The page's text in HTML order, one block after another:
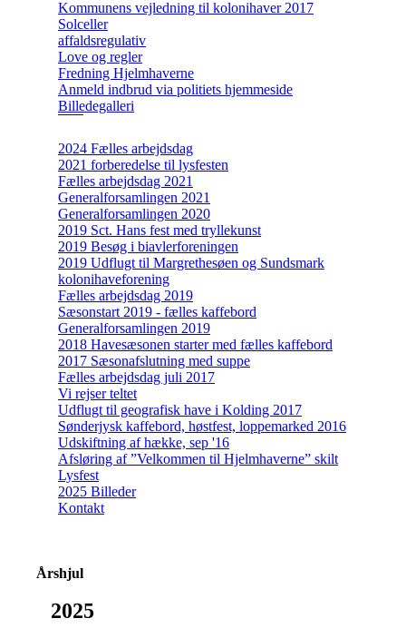
Kommunens vejledning til kolonihaver 2017
Solceller
affaldsregulativ
Love og regler
Fredning Hjelmhaverne
Anmeld indbrud via politiets hjemmeside
Billedegalleri
2024 Fælles arbejdsdag
2021 forberedelse til lysfesten
Fælles arbejdsdag 2021
Generalforsamlingen 2021
Generalforsamlingen 2020
2019 Sct. Hans fest med tryllekunst
2019 Besøg i biavlerforeningen
2019 Udflugt til Margrethesøen og Sundsmark
kolonihaveforening
Fælles arbejdsdag 2019
Sæsonstart 2019 - fælles kaffebord
Generalforsamlingen 2019
2018 Havesæsonen starter med fælles kaffebord
2017 Sæsonafslutning med suppe
Fælles arbejdsdag juli 2017
Vi rejser teltet
Udflugt til geografisk have i Kolding 2017
Sønderjysk kaffebord, høstfest, loppemarked 2016
Udskiftning af hække, sep '16
Afsløring af ”Velkommen til Hjelmhaverne” skilt
Lysfest
2025 Billeder
Kontakt
Årshjul
2025